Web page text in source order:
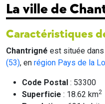
La ville de
Caractéristiques
Chantrigné est située
(53), en région Pays de la
Code Postal : 53300
Superficie : 18.62 km2